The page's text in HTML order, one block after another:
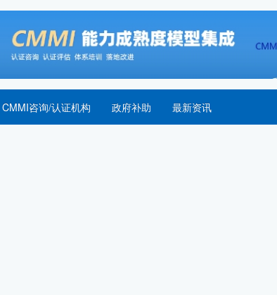
CMMI咨询/认证机构 政府补助 最新资讯